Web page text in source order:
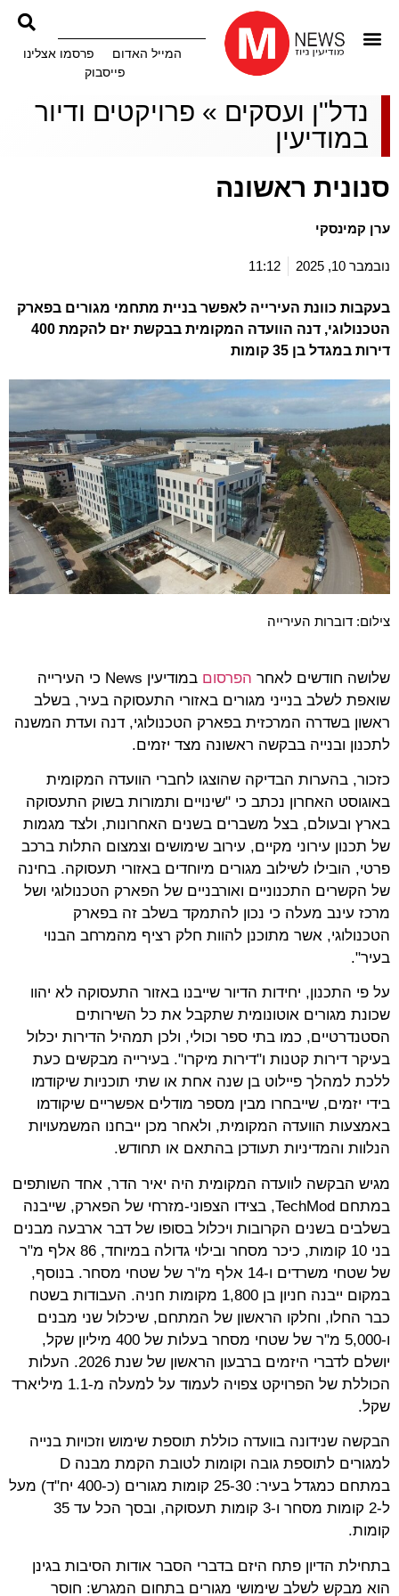
המייל האדום
פרסמו אצלינו
פייסבוק
נדל"ן ועסקים » פרויקטים ודיור
במודיעין
סנונית ראשונה
ערן קמינסקי
נובמבר 10, 2025 11:12
בעקבות כוונת העירייה לאפשר בניית מתחמי מגורים בפארק
הטכנולוגי, דנה הוועדה המקומית בבקשת יזם להקמת 400
דירות במגדל בן 35 קומות
צילום: דוברות העירייה
שלושה חודשים לאחר הפרסום
במודיעין News כי העירייה
שואפת לשלב בנייני מגורים באזורי התעסוקה בעיר, בשלב
ראשון בשדרה המרכזית בפארק הטכנולוגי, דנה ועדת המשנה
לתכנון ובנייה בבקשה ראשונה מצד יזמים.
כזכור, בהערות הבדיקה שהוצגו לחברי הוועדה המקומית
באוגוסט האחרון נכתב כי "שינויים ותמורות בשוק התעסוקה
בארץ ובעולם, בצל משברים בשנים האחרונות, ולצד מגמות
של תכנון עירוני מקיים, עירוב שימושים וצמצום התלות ברכב
פרטי, הובילו לשילוב מגורים מיוחדים באזורי תעסוקה. בחינה
של הקשרים התכנוניים ואורבניים של הפארק הטכנולוגי ושל
מרכז עינב מעלה כי נכון להתמקד בשלב זה בפארק
הטכנולוגי, אשר מתוכנן להוות חלק רציף מהמרחב הבנוי
בעיר".
על פי התכנון, יחידות הדיור שייבנו באזור התעסוקה לא יהוו
שכונת מגורים אוטונומית שתקבל את כל השירותים
הסטנדרטיים, כמו בתי ספר וכולי, ולכן תמהיל הדירות יכלול
בעיקר דירות קטנות ו"דירות מיקרו". בעירייה מבקשים כעת
ללכת למהלך פיילוט בן שנה אחת או שתי תוכניות שיקודמו
בידי יזמים, שייבחרו מבין מספר מודלים אפשריים שיקודמו
באמצעות הוועדה המקומית, ולאחר מכן ייבחנו המשמעויות
הנלוות והמדיניות תעודכן בהתאם או תחודש.
מגיש הבקשה לוועדה המקומית היה יאיר הדר, אחד השותפים
במתחם TechMod, בצידו הצפוני-מזרחי של הפארק, שייבנה
בשלבים בשנים הקרובות ויכלול בסופו של דבר ארבעה מבנים
בני 10 קומות, כיכר מסחר ובילוי גדולה במיוחד, 86 אלף מ"ר
של שטחי משרדים ו-14 אלף מ"ר של שטחי מסחר. בנוסף,
במקום ייבנה חניון בן 1,800 מקומות חניה. העבודות בשטח
כבר החלו, וחלקו הראשון של המתחם, שיכלול שני מבנים
ו-5,000 מ"ר של שטחי מסחר בעלות של 400 מיליון שקל,
יושלם לדברי היזמים ברבעון הראשון של שנת 2026. העלות
הכוללת של הפרויקט צפויה לעמוד על למעלה מ-1.1 מיליארד
שקל.
הבקשה שנידונה בוועדה כוללת תוספת שימוש וזכויות בנייה
למגורים לתוספת גובה וקומות לטובת הקמת מבנה D
במתחם כמגדל בעיר: 25-30 קומות מגורים (כ-400 יח"ד) מעל
ל-2 קומות מסחר ו-3 קומות תעסוקה, ובסך הכל עד 35
קומות.
בתחילת הדיון פתח היזם בדברי הסבר אודות הסיבות בגינן
הוא מבקש לשלב שימושי מגורים בתחום המגרש: חוסר